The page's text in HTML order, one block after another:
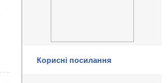
Корисні посилання